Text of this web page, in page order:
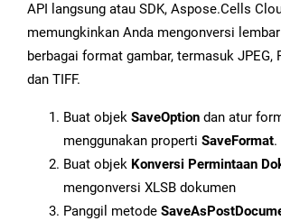
API langsung atau SDK, Aspose.Cells
memungkinkan Anda mengonversi
berbagai format gambar, termasuk JPEG,
dan TIFF.
Buat objek SaveOption dan atur
menggunakan properti SaveFormat.
Buat objek Konversi Permintaan
mengonversi XLSB dokumen
Panggil metode